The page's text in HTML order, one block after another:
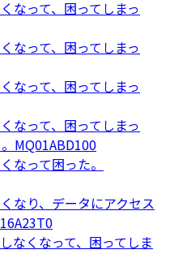
なって、困ってしまっ
なって、困ってしまっ
なって、困ってしまっ
なって、困ってしまっ
MQ01ABD100
なって困った。
なり、データにアクセス
なくなって、困ってしま